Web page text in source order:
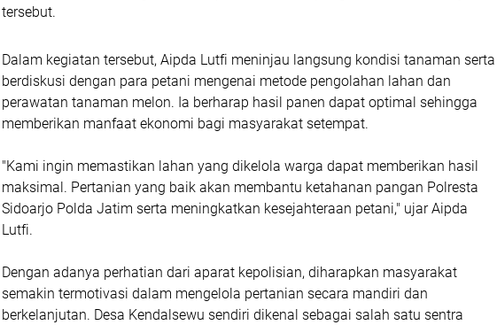
tersebut.
Dalam kegiatan tersebut, Aipda Lutfi meninjau langsung kondisi tanaman serta
berdiskusi dengan para petani mengenai metode pengolahan lahan dan
perawatan tanaman melon. Ia berharap hasil panen dapat optimal sehingga
memberikan manfaat ekonomi bagi masyarakat setempat.
"Kami ingin memastikan lahan yang dikelola warga dapat memberikan hasil
maksimal. Pertanian yang baik akan membantu ketahanan pangan Polresta
Sidoarjo Polda Jatim serta meningkatkan kesejahteraan petani," ujar Aipda
Lutfi.
Dengan adanya perhatian dari aparat kepolisian, diharapkan masyarakat
semakin termotivasi dalam mengelola pertanian secara mandiri dan
berkelanjutan. Desa Kendalsewu sendiri dikenal sebagai salah satu sentra